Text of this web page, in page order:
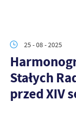
25 - 08 - 2025
Stałych
przed XIV